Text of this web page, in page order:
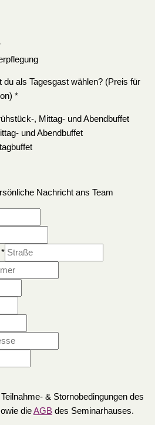
als Tagesgast wählen? (Preis für
*
, Mittag- und Abendbuffet
und Abendbuffet
Nachricht ans Team
*
& Stornobedingungen des
dieAGBdes Seminarhauses.